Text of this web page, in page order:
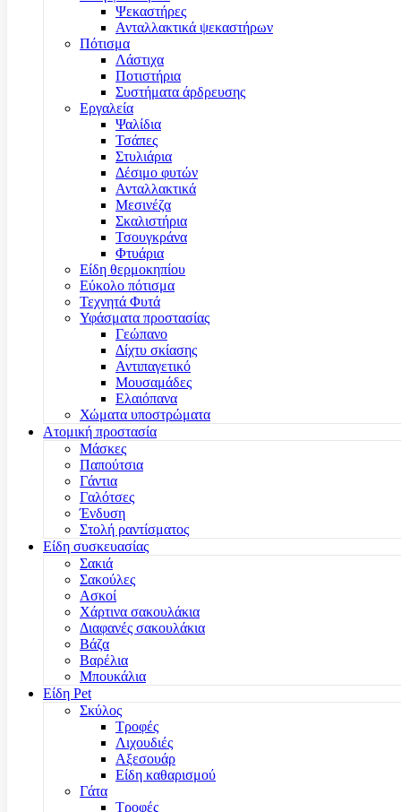
Ψεκαστήρες
Ανταλλακτικά ψεκαστήρων
Πότισμα
Λάστιχα
Ποτιστήρια
Συστήματα άρδρευσης
Εργαλεία
Ψαλίδια
Τσάπες
Στυλιάρια
Δέσιμο φυτών
Ανταλλακτικά
Μεσινέζα
Σκαλιστήρια
Τσουγκράνα
Φτυάρια
Είδη θερμοκηπίου
Εύκολο πότισμα
Τεχνητά Φυτά
Υφάσματα προστασίας
Γεώπανο
Δίχτυ σκίασης
Αντιπαγετικό
Μουσαμάδες
Ελαιόπανα
Χώματα υποστρώματα
Ατομική προστασία
Μάσκες
Παπούτσια
Γάντια
Γαλότσες
Ένδυση
Στολή ραντίσματος
Είδη συσκευασίας
Σακιά
Σακούλες
Ασκοί
Χάρτινα σακουλάκια
Διαφανές σακουλάκια
Βάζα
Βαρέλια
Μπουκάλια
Είδη Pet
Σκύλος
Τροφές
Λιχουδιές
Αξεσουάρ
Είδη καθαρισμού
Γάτα
Τροφές